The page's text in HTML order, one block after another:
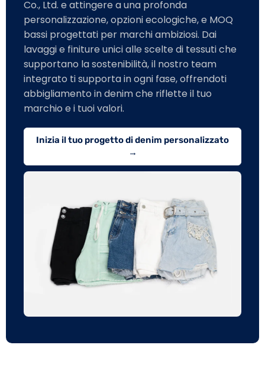
Co., Ltd. e attingere a una profonda
personalizzazione, opzioni ecologiche, e MOQ
bassi progettati per marchi ambiziosi. Dai
lavaggi e finiture unici alle scelte di tessuti che
supportano la sostenibilità, il nostro team
integrato ti supporta in ogni fase, offrendoti
abbigliamento in denim che riflette il tuo
marchio e i tuoi valori.
Inizia il tuo progetto di denim personalizzato
→